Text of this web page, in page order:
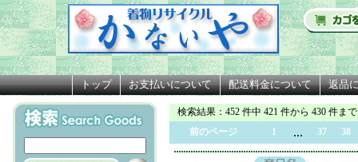
トップ お支払いについて 配送料金について 返品
検索結果 ：452 件中 421 件から 430 件まで
前のページ
1 ... 37 38